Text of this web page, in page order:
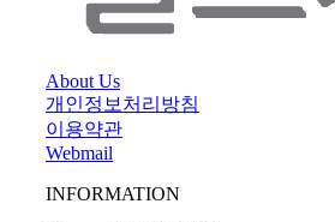
About Us
개인정보처리방침
이용약관
Webmail
INFORMATION